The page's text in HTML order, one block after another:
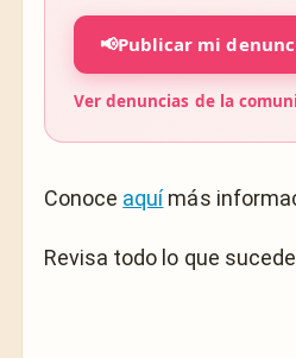
📢Publicar mi
Ver denuncias de la
Conoce aquímás
Revisa todo lo que sucede